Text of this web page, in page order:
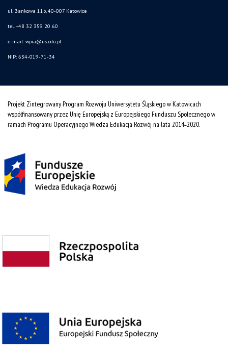
ul. Bankowa 11b, 40-007 Katowice
tel. +48 32 359 20 60
e-mail: wpia@us.edu.pl
NIP: 634-019-71-34
Projekt Zintegrowany Program Rozwoju Uniwersytetu Śląskiego w Katowicach
współfinansowany przez Unię Europejską z Europejskiego Funduszu Społecznego w
ramach Programu Operacyjnego Wiedza Edukacja Rozwój na lata 2014˗2020.